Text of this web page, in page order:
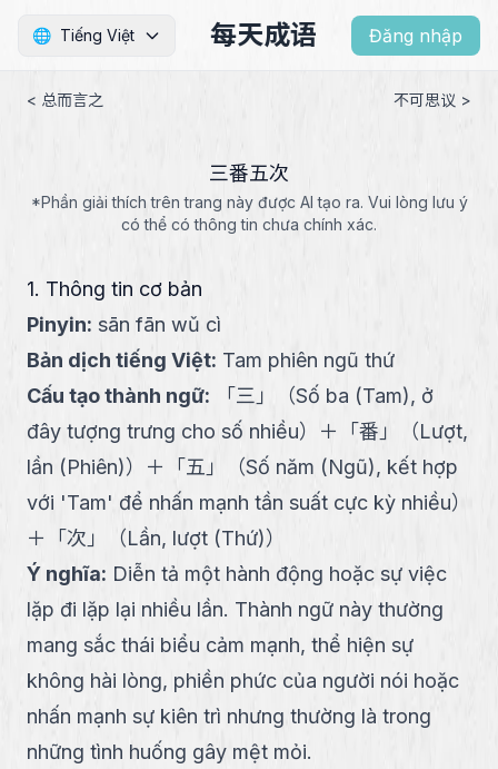
🌐 Tiếng Việt 每天成语 Đăng nhập
< 总而言之 不可思议 >
三番五次
*Phần giải thích trên trang này được AI tạo ra. Vui lòng lưu ý
có thể có thông tin chưa chính xác.
1. Thông tin cơ bản
Pinyin: sān fān wǔ cì
Bản dịch tiếng Việt: Tam phiên ngũ thứ
Cấu tạo thành ngữ: 「三 」 （Số ba (Tam), ở
đây tượng trưng cho số nhiều） ＋ 「番 」 （Lượt,
lần (Phiên)） ＋ 「五 」 （Số năm (Ngũ), kết hợp
với 'Tam' để nhấn mạnh tần suất cực kỳ nhiều）
＋
「次 」 （Lần, lượt (Thứ)）
Ý nghĩa: Diễn tả một hành động hoặc sự việc
lặp đi lặp lại nhiều lần. Thành ngữ này thường
mang sắc thái biểu cảm mạnh, thể hiện sự
không hài lòng, phiền phức của người nói hoặc
nhấn mạnh sự kiên trì nhưng thường là trong
những tình huống gây mệt mỏi.